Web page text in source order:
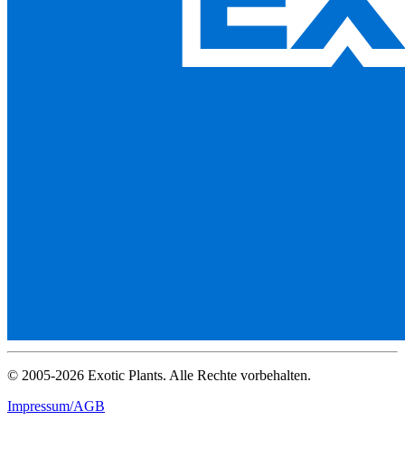
© 2005-2026 Exotic Plants. Alle Rechte vorbehalten.
Impressum/AGB